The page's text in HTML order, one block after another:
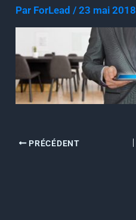
Par ForLead/23 mai 2018
PRÉCÉDENT